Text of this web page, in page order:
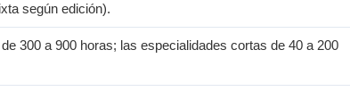
según edición).
300 a 900 horas; las especialidades cortas de 40 a 200